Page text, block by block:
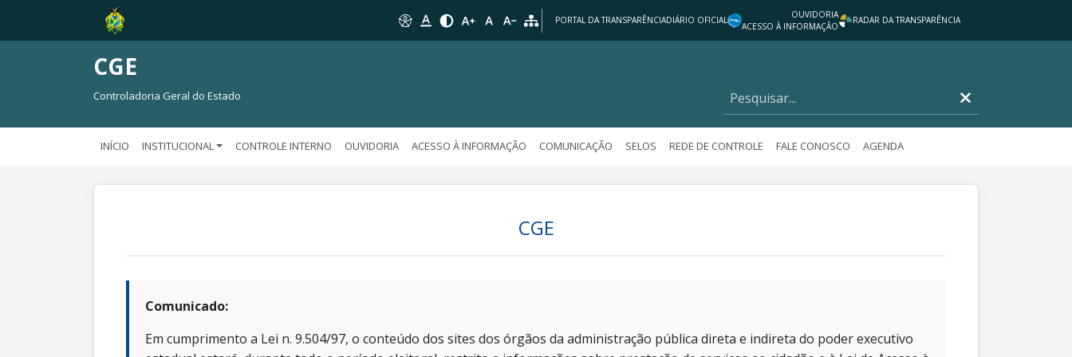
PORTAL DA TRANSPARÊNCIADIÁRIO OFICIAL
OUVIDORIA
ACESSO À INFORMAÇÃO
RADAR DA TRANSPARÊNCIA
CGE
Controladoria Geral do Estado
INÍCIO INSTITUCIONAL CONTROLE INTERNO OUVIDORIA ACESSO À INFORMAÇÃO COMUNICAÇÃO SELOS REDE DE CONTROLE FALE CONOSCO AGENDA
CGE
Comunicado:
Em cumprimento a Lei n. 9.504/97, o conteúdo dos sites dos órgãos da administração pública direta e indireta do poder executivo